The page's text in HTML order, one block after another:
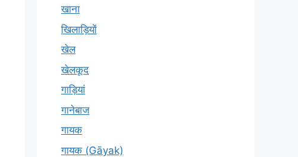
खाना
खिलाड़ियों
खेल
खेलकूद
गाड़ियां
गानेबाज
गायक
गायक (Gāyak)